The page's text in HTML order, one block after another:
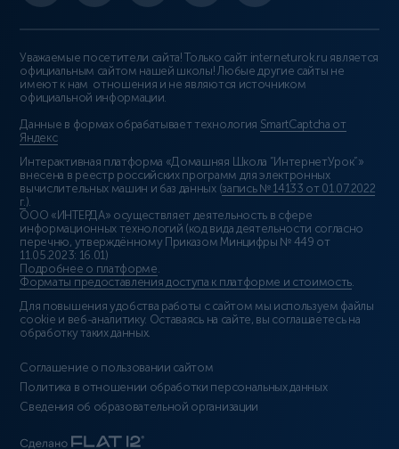
Уважаемые посетители сайта! Только сайт interneturok.ru является
официальным сайтом нашей школы! Любые другие сайты не
имеют к нам отношения и не являются источником
официальной информации.
Данные в формах обрабатывает технология SmartCaptcha от
Яндекс
Интерактивная платформа «Домашняя Школа “ИнтернетУрок”»
внесена в реестр российских программ для электронных
вычислительных машин и баз данных (запись № 14133 от 01.07.2022
г.).
ООО «ИНТЕРДА» осуществляет деятельность в сфере
информационных технологий (код вида деятельности согласно
перечню, утверждённому Приказом Минцифры № 449 от
11.05.2023: 16.01)
Подробнее о платформе.
Форматы предоставления доступа к платформе и стоимость.
Для повышения удобства работы с сайтом мы используем файлы
cookie и веб-аналитику. Оставаясь на сайте, вы соглашаетесь на
обработку таких данных.
Соглашение о пользовании сайтом
Политика в отношении обработки персональных данных
Сведения об образовательной организации